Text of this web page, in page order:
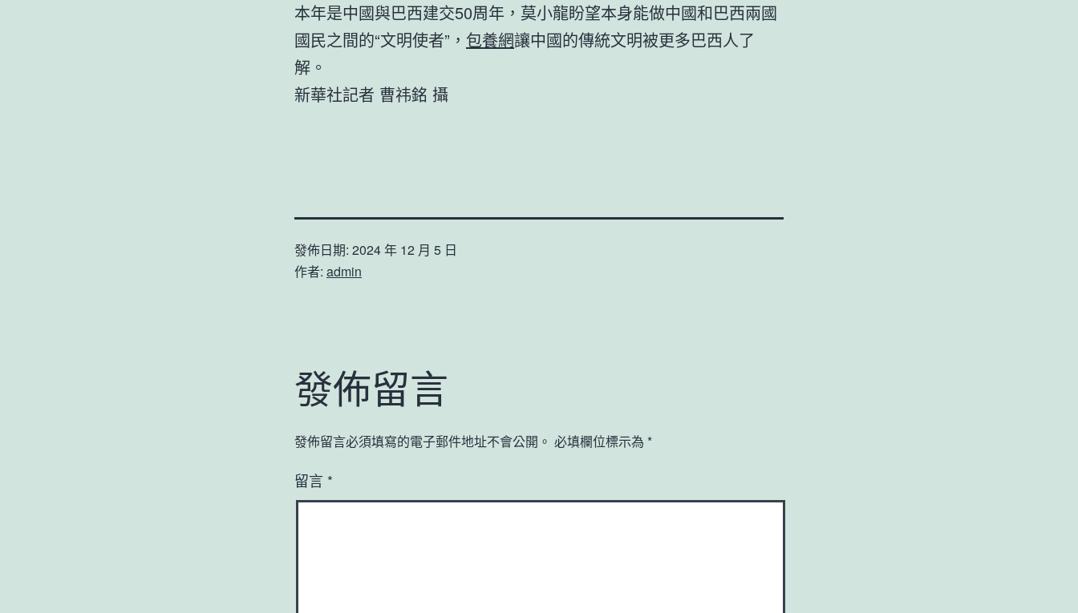
本年是中國與巴西建交50周年，莫小龍盼望本身能做中國和巴西兩國
國民之間的“文明使者”， 包養網讓中國的傳統文明被更多巴西人了
解。
新華社記者 曹祎銘 攝
發佈日期: 2024 年 12 月 5 日
作者: admin
發佈留言
發佈留言必須填寫的電子郵件地址不會公開。 必填欄位標示為 *
留言 *